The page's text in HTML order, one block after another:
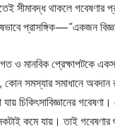
সীমাবদ্ধ থাকলে
প্রাসঙ্গিক—“একজন
ও মানবিক প্রেক্ষাপটকে
সমস্যার সমাধানে
চিকিৎসাবিজ্ঞানের
কমে যায়। তাই